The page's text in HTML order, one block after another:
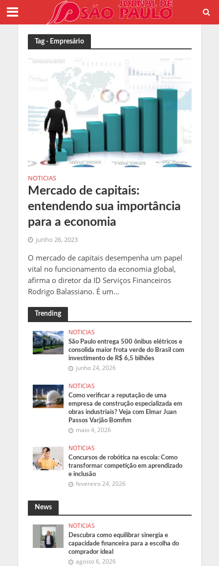
Tag - Empresário
NOTICIAS
Mercado de capitais:
entendendo sua importância
para a economia
junho 26, 2023
O mercado de capitais desempenha um papel
vital no funcionamento da economia global,
afirma o diretor da ID Serviços Financeiros
Rodrigo Balassiano. É um...
Trending
NOTICIAS
São Paulo entrega 500 ônibus elétricos e
consolida maior frota verde do Brasil com
investimento de R$ 6,5 bilhões
junho 24, 2026
NOTICIAS
Como verificar a reputação de uma
empresa de construção especializada em
obras industriais? Veja com Elmar Juan
Passos Varjão Bomfim
maio 4, 2026
NOTICIAS
Concursos de robótica na escola: Como
transformar competição em aprendizado
e inclusão
fevereiro 24, 2026
News
NOTICIAS
Descubra como equilibrar sinergia e
capacidade financeira para a escolha do
comprador ideal
agosto 6, 2026